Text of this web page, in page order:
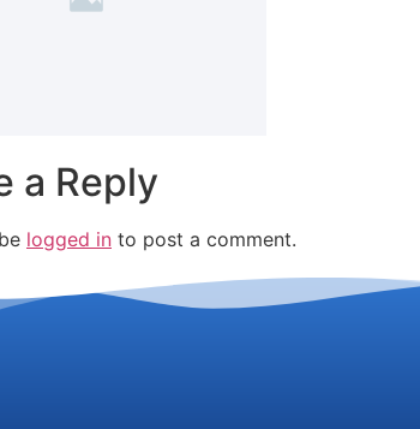
a Reply
logged in to post a comment.